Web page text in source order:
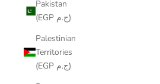
Pakistan
(EGP ج.م)
Palestinian
Territories
(EGP ج.م)